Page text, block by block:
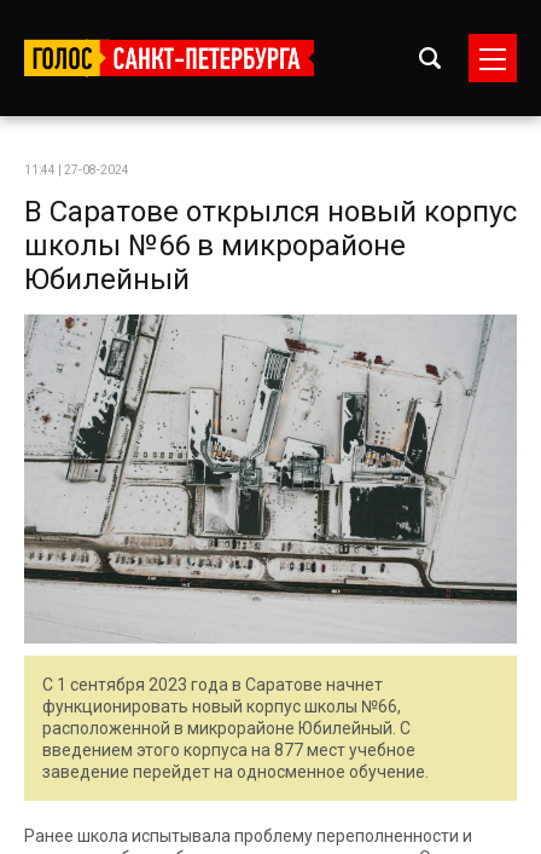
11:44 | 27-08-2024
В Саратове открылся новый корпус
школы №66 в микрорайоне
Юбилейный
С 1 сентября 2023 года в Саратове начнет
функционировать новый корпус школы №66,
расположенной в микрорайоне Юбилейный. С
введением этого корпуса на 877 мест учебное
заведение перейдет на односменное обучение.
Ранее школа испытывала проблему переполненности и